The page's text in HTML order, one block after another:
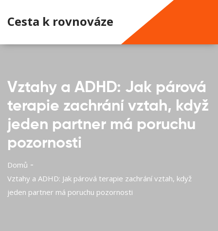
Cesta k rovnováze
Vztahy a ADHD: Jak párová
terapie zachrání vztah, když
jeden partner má poruchu
pozornosti
Domů
Vztahy a ADHD: Jak párová terapie zachrání vztah, když
jeden partner má poruchu pozornosti